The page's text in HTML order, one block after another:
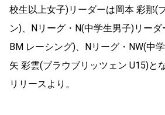
校生以上女子)リーダーは岡本 彩那(
ン)、Nリーグ・N(中学生男子)リー
BM レーシング)、Nリーグ・NW(中
矢 彩雲(ブラウブリッツェン U15)と
リリースより。